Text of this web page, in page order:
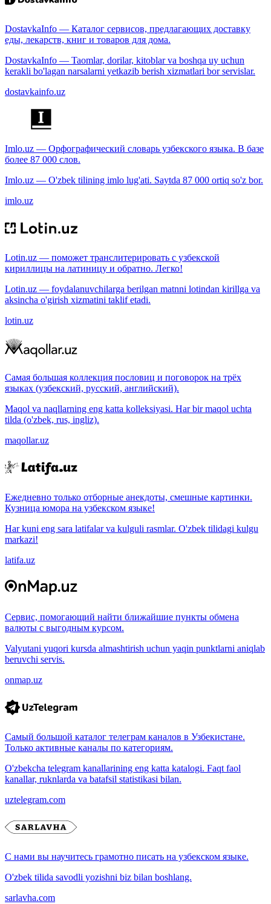
DostavkaInfo — Каталог сервисов, предлагающих доставку
еды, лекарств, книг и товаров для дома.
DostavkaInfo — Taomlar, dorilar, kitoblar va boshqa uy uchun
kerakli bo'lagan narsalarni yetkazib berish xizmatlari bor servislar.
dostavkainfo.uz
Imlo.uz — Орфографический словарь узбекского языка. В базе
более 87 000 слов.
Imlo.uz — O'zbek tilining imlo lug'ati. Saytda 87 000 ortiq so'z bor.
imlo.uz
Lotin.uz — поможет транслитерировать с узбекской
кириллицы на латиницу и обратно. Легко!
Lotin.uz — foydalanuvchilarga berilgan matnni lotindan kirillga va
aksincha o'girish xizmatini taklif etadi.
lotin.uz
Самая большая коллекция пословиц и поговорок на трёх
языках (узбекский, русский, английский).
Maqol va naqllarning eng katta kolleksiyasi. Har bir maqol uchta
tilda (o'zbek, rus, ingliz).
maqollar.uz
Ежедневно только отборные анекдоты, смешные картинки.
Кузница юмора на узбекском языке!
Har kuni eng sara latifalar va kulguli rasmlar. O'zbek tilidagi kulgu
markazi!
latifa.uz
Сервис, помогающий найти ближайшие пункты обмена
валюты с выгодным курсом.
Valyutani yuqori kursda almashtirish uchun yaqin punktlarni aniqlab
beruvchi servis.
onmap.uz
Самый большой каталог телеграм каналов в Узбекистане.
Только активные каналы по категориям.
O'zbekcha telegram kanallarining eng katta katalogi. Faqt faol
kanallar, ruknlarda va batafsil statistikasi bilan.
uztelegram.com
С нами вы научитесь грамотно писать на узбекском языке.
O'zbek tilida savodli yozishni biz bilan boshlang.
sarlavha.com